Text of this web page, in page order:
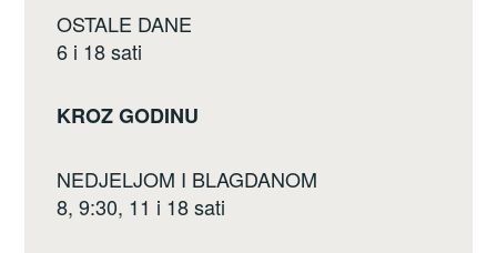
OSTALE DANE
6 i 18 sati
KROZ GODINU
NEDJELJOM I BLAGDANOM
8, 9:30, 11 i 18 sati